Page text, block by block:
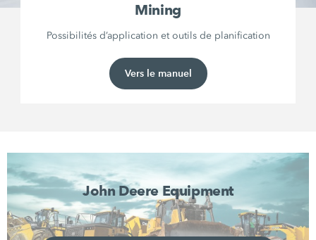
Mining
Possibilités d’application et outils de planification
Vers le manuel
John Deere Equipment